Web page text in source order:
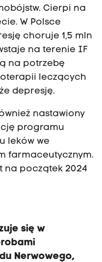
Cierpi na
W Polsce
choruje 1,5 mln
na terenie IF
na potrzebę
leczących
depresję.
nastawiony
programu
leków we
farmaceutycznym.
na początek 2024
się w
Nerwowego,